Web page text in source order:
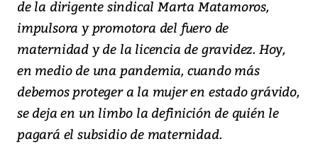
de la dirigente sindical Marta Matamoros,
impulsora y promotora del fuero de
maternidad y de la licencia de gravidez. Hoy,
en medio de una pandemia, cuando más
debemos proteger a la mujer en estado grávido,
se deja en un limbo la definición de quién le
pagará el subsidio de maternidad.